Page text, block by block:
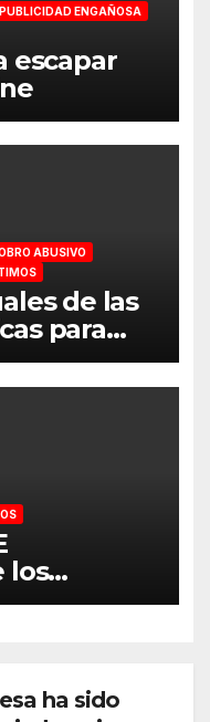
PUBLICIDAD ENGAÑOSA
escapar
ABUSIVO
de las
para
los
y
ha sido